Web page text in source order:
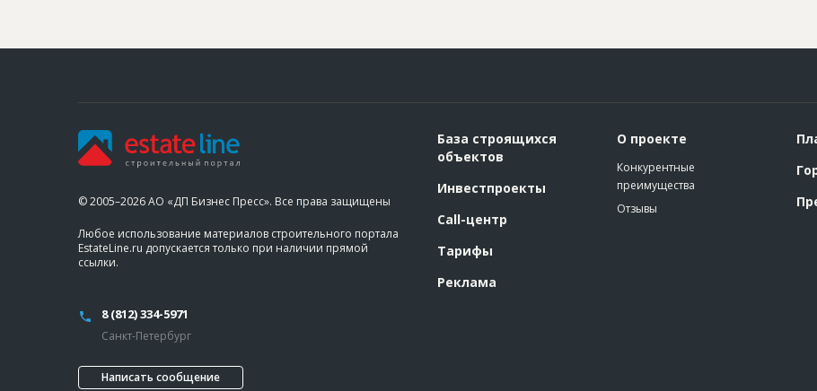
© 2005–2026 АО «ДП Бизнес Пресс». Все права защищены
Любое использование материалов строительного портала
EstateLine.ru допускается только при наличии прямой
ссылки.
8 (812) 334-5971
Санкт-Петербург
Написать сообщение
База строящихся
объектов
Инвестпроекты
Call-центр
Тарифы
Реклама
О проекте
Конкурентные
преимущества
Отзывы